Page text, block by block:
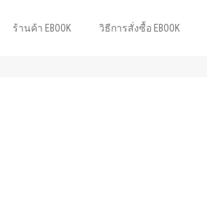
ร้านค้า EBOOK วิธีการสั่งซื้อ EBOOK